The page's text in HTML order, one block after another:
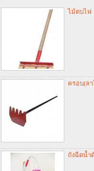
ไม้ตบไฟ
ครอบ(ล
ถังฉีดน้ำ